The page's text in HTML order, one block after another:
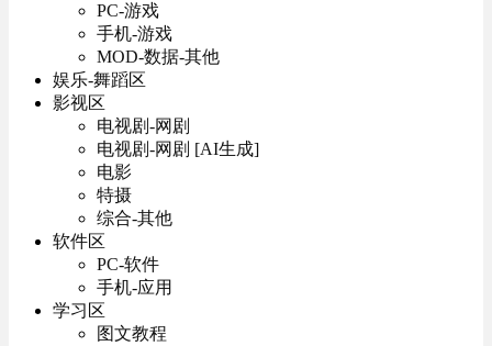
PC-游戏
手机-游戏
MOD-数据-其他
娱乐-舞蹈区
影视区
电视剧-网剧
电视剧-网剧 [AI生成]
电影
特摄
综合-其他
软件区
PC-软件
手机-应用
学习区
图文教程